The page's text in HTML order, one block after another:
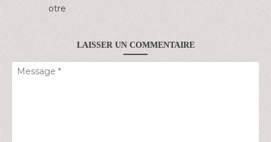
otre
LAISSER UN COMMENTAIRE